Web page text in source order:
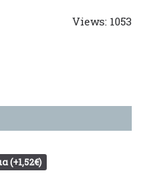
Views: 1053
(+1,52€)